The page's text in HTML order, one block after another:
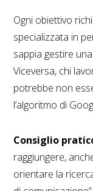
Ogni obiettivo
specializzata in
sappia gestire
Viceversa, chi
potrebbe non
l’algoritmo di
Consiglio
raggiungere,
orientare la